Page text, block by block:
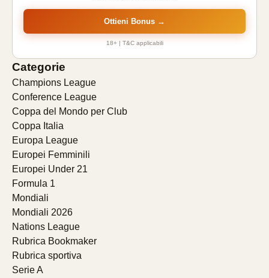
Ottieni Bonus →
18+ | T&C applicabili
Categorie
Champions League
Conference League
Coppa del Mondo per Club
Coppa Italia
Europa League
Europei Femminili
Europei Under 21
Formula 1
Mondiali
Mondiali 2026
Nations League
Rubrica Bookmaker
Rubrica sportiva
Serie A